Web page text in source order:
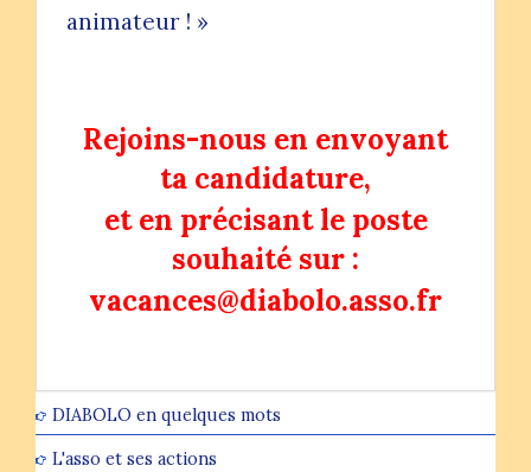
animateur ! »
Rejoins-nous en envoyant
ta candidature,
et en précisant le poste
souhaité sur :
vacances@diabolo.asso.fr
DIABOLO en quelques mots
L'asso et ses actions